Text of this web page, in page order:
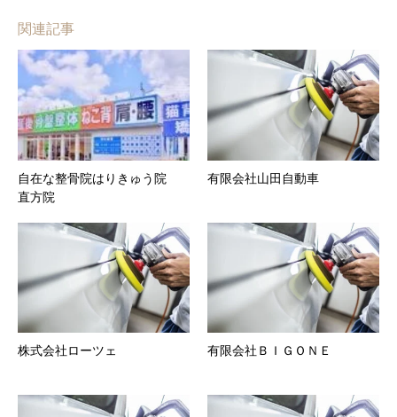
関連記事
自在な整骨院はりきゅう院
直方院
有限会社山田自動車
株式会社ローツェ 有限会社ＢＩＧＯＮＥ